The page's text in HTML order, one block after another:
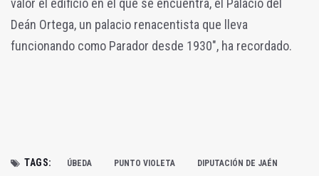
Deán Ortega, un palacio renacentista que lleva
funcionando como Parador desde 1930", ha recordado.
TAGS: ÚBEDA PUNTO VIOLETA DIPUTACIÓN DE JAÉN